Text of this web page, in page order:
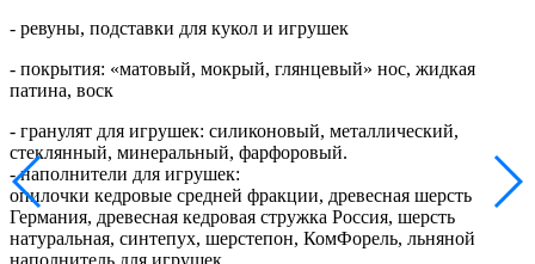
- ревуны, подставки для кукол и игрушек
- покрытия: «матовый, мокрый, глянцевый» нос, жидкая
патина, воск
- гранулят для игрушек: силиконовый, металлический,
стеклянный, минеральный, фарфоровый.
- наполнители для игрушек:
опилочки кедровые средней фракции, древесная шерсть
Германия, древесная кедровая стружка Россия, шерсть
натуральная, синтепух, шерстепон, КомФорель, льняной